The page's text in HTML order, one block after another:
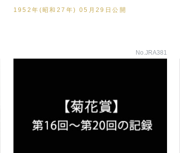
1952年(昭和27年) 05月29日公開
No.JRA381